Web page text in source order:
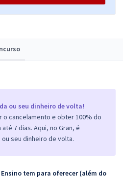
ou seu dinheiro de volta!
o cancelamento e obter 100% do
7 dias. Aqui, no Gran, é
seu dinheiro de volta.
tem para oferecer (além do